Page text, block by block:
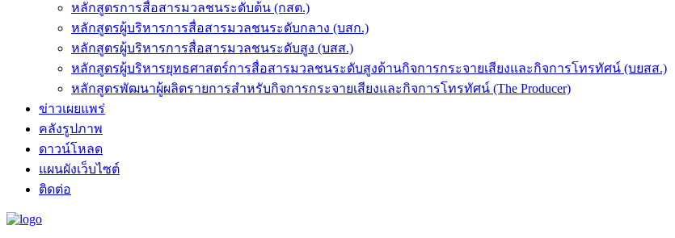
หลักสูตรการสื่อสารมวลชนระดับต้น (กสต.)
หลักสูตรผู้บริหารการสื่อสารมวลชนระดับกลาง (บสก.)
หลักสูตรผู้บริหารการสื่อสารมวลชนระดับสูง (บสส.)
หลักสูตรผู้บริหารยุทธศาสตร์การสื่อสารมวลชนระดับสูงด้านกิจการกระจายเสียงและกิจการโทรทัศน์ (บยสส.)
หลักสูตรพัฒนาผู้ผลิตรายการสำหรับกิจการกระจายเสียงและกิจการโทรทัศน์ (The Producer)
ข่าวเผยแพร่
คลังรูปภาพ
ดาวน์โหลด
แผนผังเว็บไซต์
ติดต่อ